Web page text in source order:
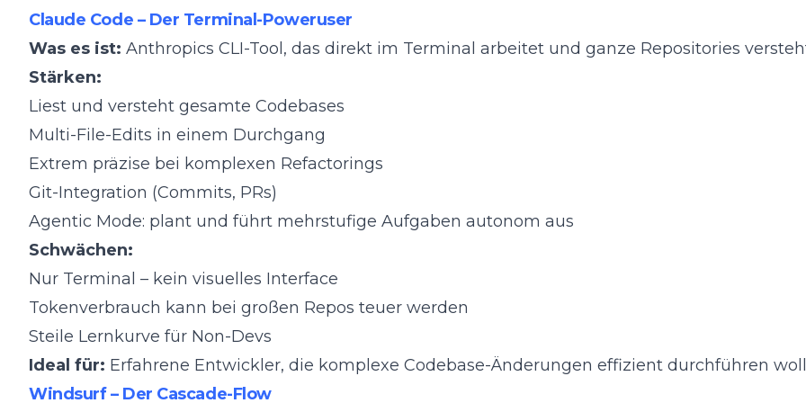
Claude Code – Der Terminal-Poweruser
Was es ist: Anthropics CLI-Tool, das direkt im Terminal arbeitet und ganze Repositories
Stärken:
Liest und versteht gesamte Codebases
Multi-File-Edits in einem Durchgang
Extrem präzise bei komplexen Refactorings
Git-Integration (Commits, PRs)
Agentic Mode: plant und führt mehrstufige Aufgaben autonom aus
Schwächen:
Nur Terminal – kein visuelles Interface
Tokenverbrauch kann bei großen Repos teuer werden
Steile Lernkurve für Non-Devs
Ideal für: Erfahrene Entwickler, die komplexe Codebase-Änderungen effizient durchführen
Windsurf – Der Cascade-Flow